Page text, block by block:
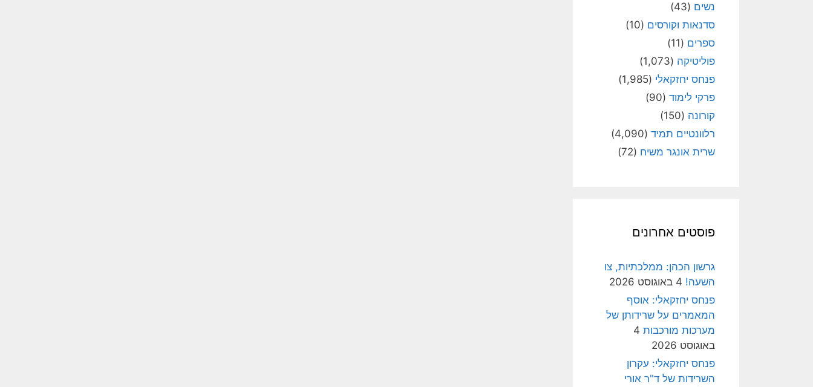
נשים (43)
סדנאות וקורסים (10)
ספרים (11)
פוליטיקה (1,073)
פנחס יחזקאלי (1,985)
פרקי לימוד (90)
קורונה (150)
רלוונטיים תמיד (4,090)
שרית אונגר משיח (72)
פוסטים אחרונים
גרשון הכהן: ממלכתיות, צו
השעה! 4 באוגוסט 2026
פנחס יחזקאלי: אוסף
המאמרים על שרידותן של
מערכות מורכבות 4
באוגוסט 2026
פנחס יחזקאלי: עקרון
השרידות של ד"ר אורי